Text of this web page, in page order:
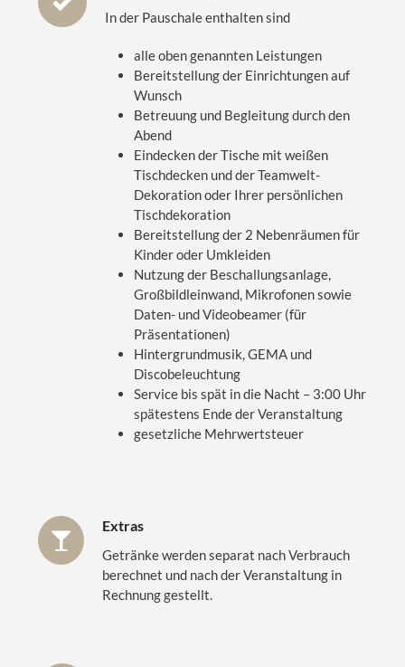
In der Pauschale enthalten sind
alle oben genannten Leistungen
Bereitstellung der Einrichtungen auf
Wunsch
Betreuung und Begleitung durch den
Abend
Eindecken der Tische mit weißen
Tischdecken und der Teamwelt-
Dekoration oder Ihrer persönlichen
Tischdekoration
Bereitstellung der 2 Nebenräumen für
Kinder oder Umkleiden
Nutzung der Beschallungsanlage,
Großbildleinwand, Mikrofonen sowie
Daten- und Videobeamer (für
Präsentationen)
Hintergrundmusik, GEMA und
Discobeleuchtung
Service bis spät in die Nacht – 3:00 Uhr
spätestens Ende der Veranstaltung
gesetzliche Mehrwertsteuer
Extras
Getränke werden separat nach Verbrauch
berechnet und nach der Veranstaltung in
Rechnung gestellt.